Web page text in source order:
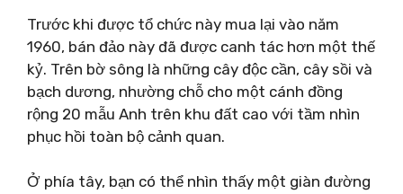
Trước khi được tổ chức này mua lại vào năm
1960, bán đảo này đã được canh tác hơn một thế
kỷ. Trên bờ sông là những cây độc cần, cây sồi và
bạch dương, nhường chỗ cho một cánh đồng
rộng 20 mẫu Anh trên khu đất cao với tầm nhìn
phục hồi toàn bộ cảnh quan.
Ở phía tây, bạn có thể nhìn thấy một giàn đường